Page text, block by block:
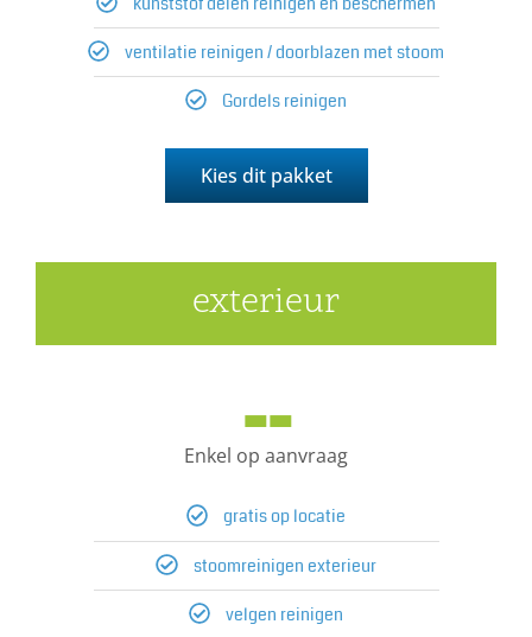
ventilatie reinigen / doorblazen met stoom
Gordels reinigen
Kies dit pakket
exterieur
--
Enkel op aanvraag
gratis op locatie
stoomreinigen exterieur
velgen reinigen